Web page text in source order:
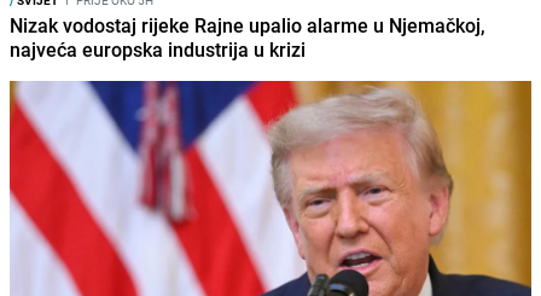
Nizak vodostaj rijeke Rajne upalio alarme u Njemačkoj,
najveća europska industrija u krizi